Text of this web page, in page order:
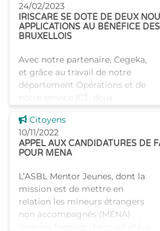
24/02/2023
IRISCARE SE DOTE DE DEUX
APPLICATIONS AU BÉNÉFICE
BRUXELLOIS
Avec notre partenaire, Cegeka,
et grâce au travail de notre
département Opérations et de
notre service ICT, deux
développées afin d'offrir un
service de qualité
Voir cette news
Citoyens
10/11/2022
APPEL AUX CANDIDATURES DE
POUR MENA
L’ASBL Mentor Jeunes, dont la
mission est de mettre en
relation les mineurs étrangers
non accompagnés (MENA)